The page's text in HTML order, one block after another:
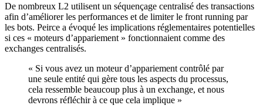
De nombreux L2 utilisent un séquençage centralisé des transactions
afin d’améliorer les performances et de limiter le front running par
les bots. Peirce a évoqué les implications réglementaires potentielles
si ces « moteurs d’appariement » fonctionnaient comme des
exchanges centralisés.
« Si vous avez un moteur d’appariement contrôlé par
une seule entité qui gère tous les aspects du processus,
cela ressemble beaucoup plus à un exchange, et nous
devrons réfléchir à ce que cela implique »